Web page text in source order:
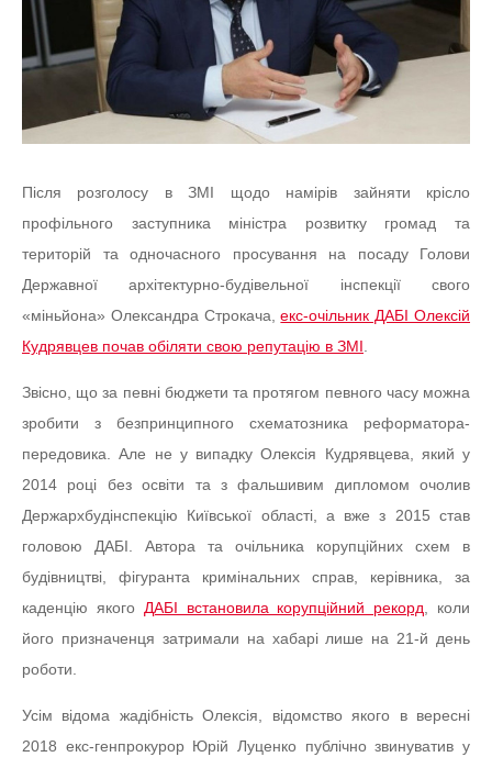
Після розголосу в ЗМІ щодо намірів зайняти крісло
профільного заступника міністра розвитку громад та
територій та одночасного просування на посаду Голови
Державної архітектурно-будівельної інспекції свого
«міньйона» Олександра Строкача,екс-очільник ДАБІ Олексій
Кудрявцев почав обіляти свою репутацію в ЗМІ
Звісно, що за певні бюджети та протягом певного часу можна
зробити з безпринципного схематозника реформатора-
передовика. Але не у випадку Олексія Кудрявцева, який у
2014 році без освіти та з фальшивим дипломом очолив
Держархбудінспекцію Київської області, а вже з 2015 став
головою ДАБІ. Автора та очільника корупційних схем в
будівництві, фігуранта кримінальних справ, керівника, за
каденцію якого ДАБІ встановила корупційний рекорд , коли
його призначенця затримали на хабарі лише на 21-й день
роботи.
Усім відома жадібність Олексія, відомство якого в вересні
2018 екс-генпрокурор Юрій Луценко публічно звинуватив у